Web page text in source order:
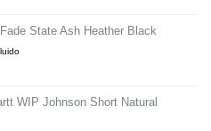
State Ash Heather Black
WIP Johnson Short Natural